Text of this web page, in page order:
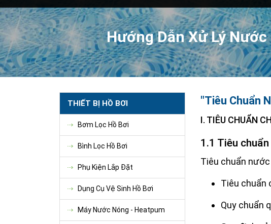
Hướng Dẫn Xử Lý
THIẾT BỊ HỒ BƠI
Bơm Lọc Hồ Bơi
Bình Lọc Hồ Bơi
Phụ Kiện Lắp Đặt
Dụng Cụ Vệ Sinh Hồ Bơi
Máy Nước Nóng - Heatpum
"Tiêu Chuẩn
I. TIÊU CHUẨN
1.1 Tiêu
Tiêu chuẩn
Tiêu chuẩn
Quy chuẩn